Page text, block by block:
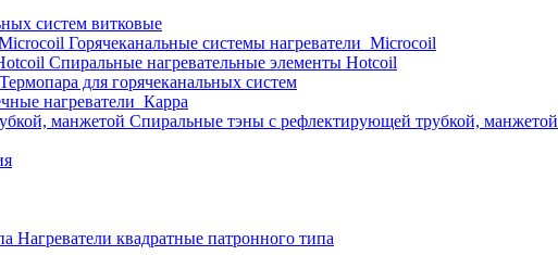
систем витковые
Горячеканальные системы нагреватели_Microcoil
Спиральные нагревательные элементы Hotcoil
Термопара для горячеканальных систем
нагреватели_Карра
Спиральные тэны с рефлектирующей трубкой, манжетой
Нагреватели квадратные патронного типа